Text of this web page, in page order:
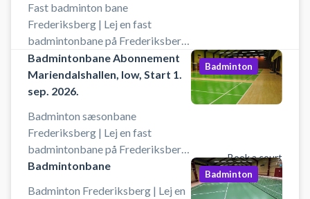
Fast badminton bane
Frederiksberg | Lej en fast
badmintonbane på Frederiksberg.
Book fast badmintonbane for
sæsonen på Frederiksberg og spil
badminton på en fast badminton
København. Din faste
badmintonbane opkræves
månedligt så du har samme
badmintonbane hele sæsonen i
badmintonhallen på
Badmintonbane Abonnement
Mariendalshallen, low, Start 1.
sep. 2026.
Badminton sæsonbane
Frederiksberg | Lej en fast
badmintonbane på Frederiksberg.
Book en badmintonbane for en
Badminton
Book a court
Badmintonbane
Badminton Frederiksberg | Lej en
Badminton